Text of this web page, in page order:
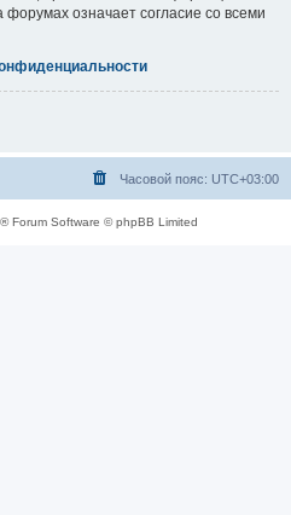
означает согласие со всеми
Часовой пояс: UTC+03:00
® Forum Software © phpBB Limited